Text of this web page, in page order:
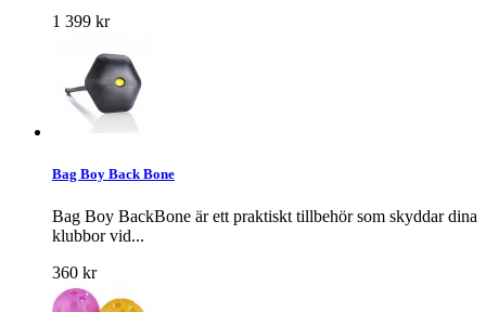
1 399 kr
Bag Boy Back Bone
Bag Boy BackBone är ett praktiskt tillbehör som skyddar dina
klubbor vid...
360 kr